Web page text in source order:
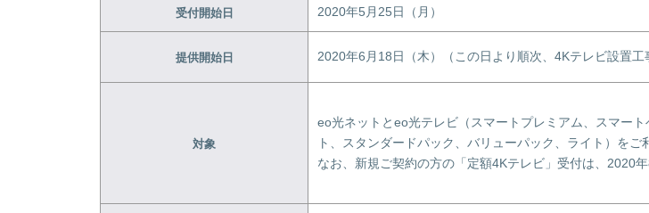
受付開始日 2020年5月25日（月）
提供開始日 2020年6月18日（木）（この日より順次、4Kテレビ設置工
対象
eo光ネットとeo光テレビ（スマートプレミアム、スマー
ト、スタンダードパック、バリューパック、ライト）をご
なお、新規ご契約の方の「定額4Kテレビ」受付は、2020